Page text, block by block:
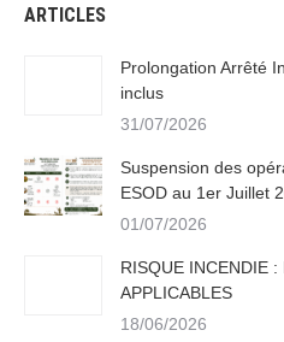
ARTICLES
Prolongation Arrêté
inclus
31/07/2026
Suspension des
ESOD au 1er Juillet
01/07/2026
RISQUE INCENDIE
APPLICABLES
18/06/2026